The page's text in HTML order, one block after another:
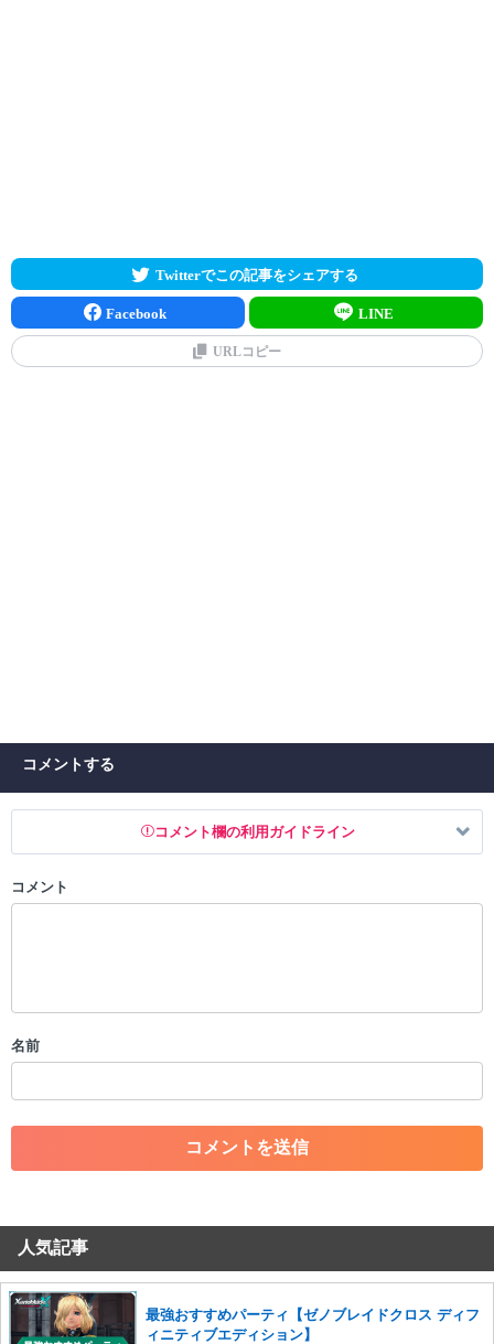
Twitterでこの記事をシェアする
Facebook LINE
URLコピー
コメントする
コメント欄の利用ガイドライン
以下の書き込みを禁止とし、場合によってはコメント削除や書き込み制
・一度削除された投稿を再び投稿すること
・アカウントの売買など金銭が絡む内容の投稿
・各ゲームのネタバレを含む内容の投稿
・その他、管理者が不適切と判断した投稿
コメントの削除を申請する
せていただきます。ご了承ください。
※一度削除したコメントは復元ができませんのでご注意くだ
さい。
コメント
名前
人気記事
最強おすすめパーティ【ゼノブレイドクロス ディフ
ィニティブエディション】